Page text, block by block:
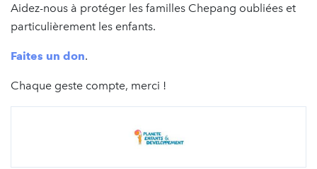
Aidez-nous à protéger les familles Chepang oubliées et
particulièrement les enfants.
Faites un don.
Chaque geste compte, merci !